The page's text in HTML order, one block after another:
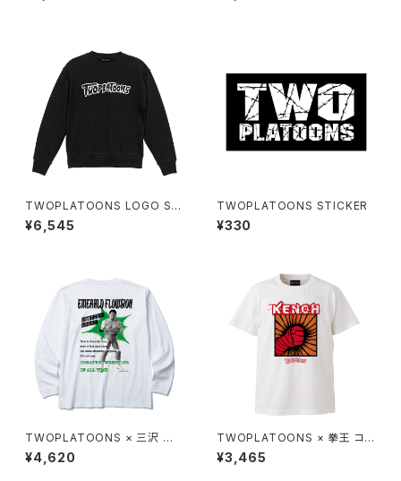
TWOPLATOONS LOGO SW
EAT / BLACK
¥6,545
TWOPLATOONS STICKER
¥330
TWOPLATOONS × 三沢 光
晴 コラボレーション L/S-T / W
HITE
¥4,620
TWOPLATOONS × 拳王 コラ
ボレーション-T / WHITE
¥3,465